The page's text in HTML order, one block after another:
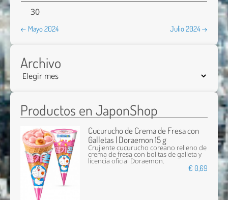
30
← Mayo 2024 Julio 2024 →
Archivo
Productos en JaponShop
Cucurucho de Crema de Fresa con
Galletas | Doraemon 15 g
Crujiente cucurucho coreano relleno de
crema de fresa con bolitas de galleta y
licencia oficial Doraemon.
€ 0,69